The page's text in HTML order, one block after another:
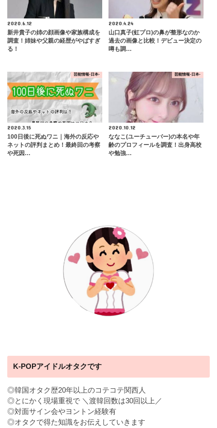
2020.6.12
新井貴子の姉の顔画像や家族構成を
調査！姉妹や父親の経歴がやばすぎ
る！
2020.4.24
山口真子(虹プロ)の鼻が整形なのか
過去の画像と比較！デビュー決定の
噂も調…
芸能情報-日本-
2020.3.15
100日後に死ぬワニ｜海外の反応や
ネットの評判まとめ！最終回の考察
や死因…
芸能情報-日本-
2020.10.12
ななこ(ユーチューバー)の本名や年
齢のプロフィールを調査！出身高校
や勉強…
K-POPアイドルオタクです
◎韓国オタク歴20年以上のコテコテ関西人
◎とにかく現場重視で ＼渡韓回数は30回以上／
◎対面サイン会やヨントン経験有
◎オタクで得た知識をお伝えしていきます